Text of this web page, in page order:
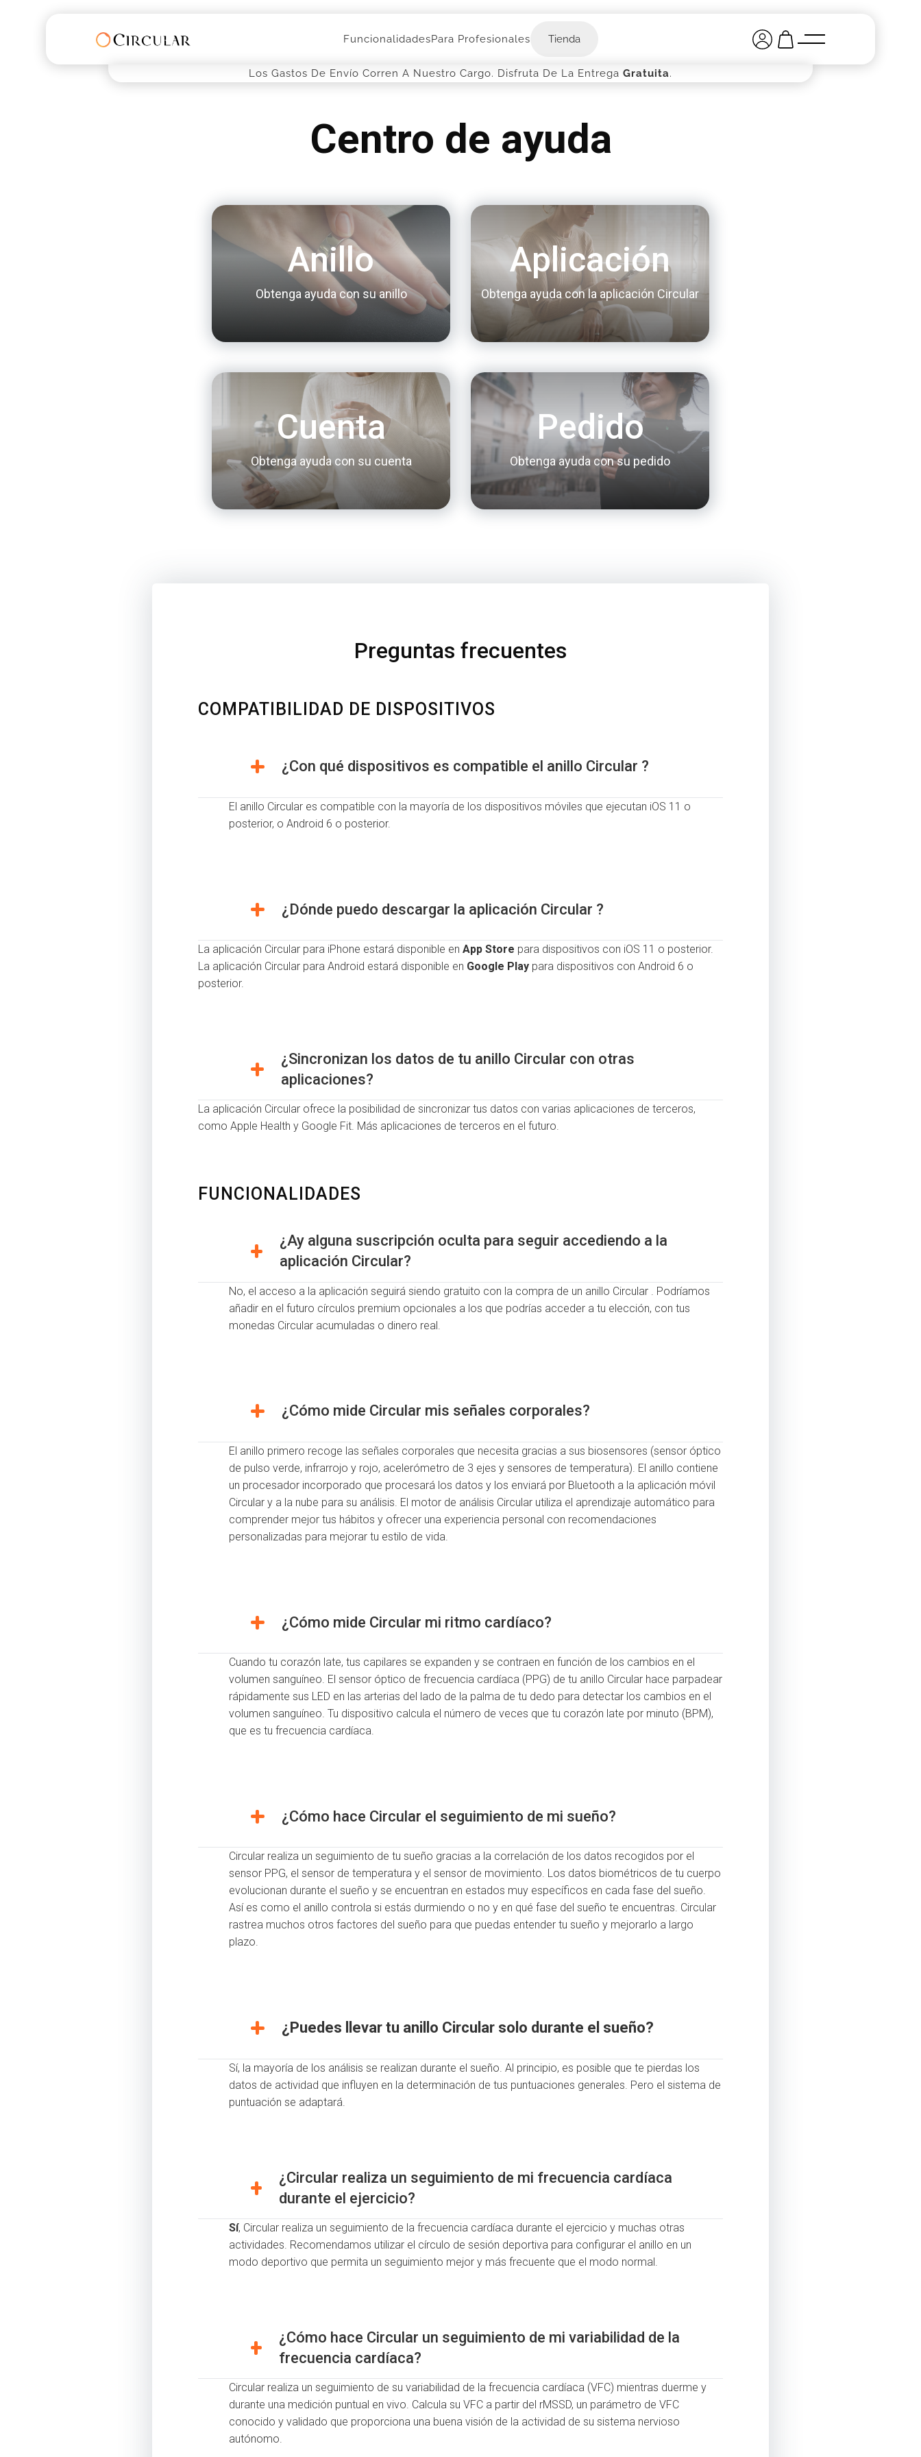
FuncionalidadesPara Profesionales
Tienda
Los Gastos De Envío Corren A Nuestro Cargo. Disfruta De La Entrega Gratuita.
Centro de ayuda
Anillo
Obtenga ayuda con su anillo
Aplicación
Obtenga ayuda con la aplicación Circular
Cuenta
Obtenga ayuda con su cuenta
Pedido
Obtenga ayuda con su pedido
Preguntas frecuentes
COMPATIBILIDAD DE DISPOSITIVOS
¿Con qué dispositivos es compatible el anillo Circular ?
El anillo Circular es compatible con la mayoría de los dispositivos móviles que ejecutan iOS 11 o
posterior, o Android 6 o posterior.
¿Dónde puedo descargar la aplicación Circular ?
La aplicación Circular para iPhone estará disponible enApp Store para dispositivos con iOS 11 o posterior.
La aplicación Circular para Android estará disponible en Google Play para dispositivos con Android 6 o
posterior.
¿Sincronizan los datos de tu anillo Circular con otras
aplicaciones?
La aplicación Circular ofrece la posibilidad de sincronizar tus datos con varias aplicaciones de terceros,
como Apple Health y Google Fit. Más aplicaciones de terceros en el futuro.
FUNCIONALIDADES
¿Ay alguna suscripción oculta para seguir accediendo a la
aplicación Circular?
No, el acceso a la aplicación seguirá siendo gratuito con la compra de un anillo Circular . Podríamos
añadir en el futuro círculos premium opcionales a los que podrías acceder a tu elección, con tus
monedas Circular acumuladas o dinero real.
¿Cómo mide Circular mis señales corporales?
El anillo primero recoge las señales corporales que necesita gracias a sus biosensores (sensor óptico
de pulso verde, infrarrojo y rojo, acelerómetro de 3 ejes y sensores de temperatura). El anillo contiene
un procesador incorporado que procesará los datos y los enviará por Bluetooth a la aplicación móvil
Circular y a la nube para su análisis. El motor de análisis Circular utiliza el aprendizaje automático para
comprender mejor tus hábitos y ofrecer una experiencia personal con recomendaciones
personalizadas para mejorar tu estilo de vida.
¿Cómo mide Circular mi ritmo cardíaco?
Cuando tu corazón late, tus capilares se expanden y se contraen en función de los cambios en el
volumen sanguíneo. El sensor óptico de frecuencia cardíaca (PPG) de tu anillo Circular hace parpadear
rápidamente sus LED en las arterias del lado de la palma de tu dedo para detectar los cambios en el
volumen sanguíneo. Tu dispositivo calcula el número de veces que tu corazón late por minuto (BPM),
que es tu frecuencia cardíaca.
¿Cómo hace Circular el seguimiento de mi sueño?
Circular realiza un seguimiento de tu sueño gracias a la correlación de los datos recogidos por el
sensor PPG, el sensor de temperatura y el sensor de movimiento. Los datos biométricos de tu cuerpo
evolucionan durante el sueño y se encuentran en estados muy específicos en cada fase del sueño.
Así es como el anillo controla si estás durmiendo o no y en qué fase del sueño te encuentras. Circular
rastrea muchos otros factores del sueño para que puedas entender tu sueño y mejorarlo a largo
plazo.
¿Puedes llevar tu anillo Circular solo durante el sueño?
Sí, la mayoría de los análisis se realizan durante el sueño. Al principio, es posible que te pierdas los
datos de actividad que influyen en la determinación de tus puntuaciones generales. Pero el sistema de
puntuación se adaptará.
¿Circular realiza un seguimiento de mi frecuencia cardíaca
durante el ejercicio?
Sí, Circular realiza un seguimiento de la frecuencia cardíaca durante el ejercicio y muchas otras
actividades. Recomendamos utilizar el círculo de sesión deportiva para configurar el anillo en un
modo deportivo que permita un seguimiento mejor y más frecuente que el modo normal.
¿Cómo hace Circular un seguimiento de mi variabilidad de la
frecuencia cardíaca?
Circular realiza un seguimiento de su variabilidad de la frecuencia cardíaca (VFC) mientras duerme y
durante una medición puntual en vivo. Calcula su VFC a partir del rMSSD, un parámetro de VFC
conocido y validado que proporciona una buena visión de la actividad de su sistema nervioso
autónomo.